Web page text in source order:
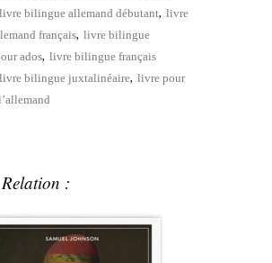
livre bilingue allemand débutant, livre
français, livre bilingue
ados, livre bilingue français
livre bilingue juxtalinéaire, livre pour
: